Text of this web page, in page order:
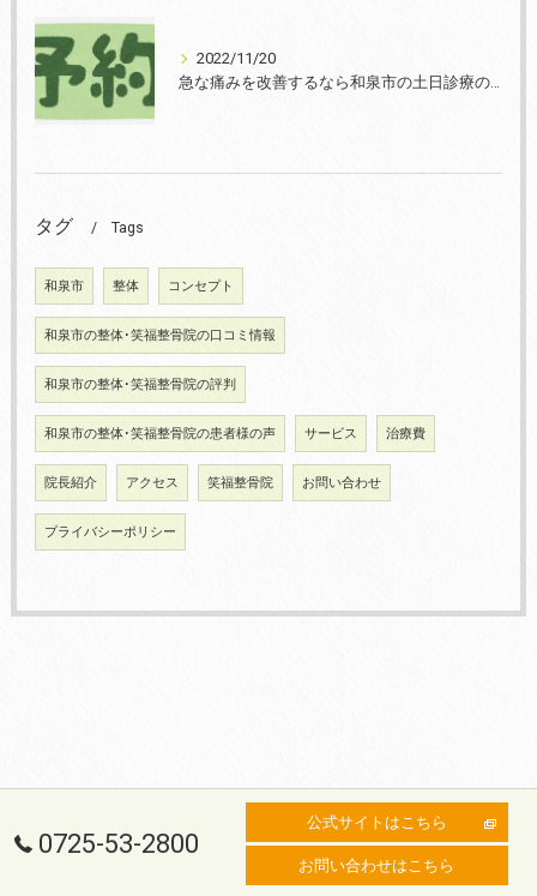
2022/11/20
急な痛みを改善するなら和泉市の土日診療の笑福整骨院【2022年11月20日の予約状況】
タグ Tags
和泉市 整体 コンセプト
和泉市の整体･笑福整骨院の口コミ情報
和泉市の整体･笑福整骨院の評判
和泉市の整体･笑福整骨院の患者様の声 サービス 治療費
院長紹介 アクセス 笑福整骨院 お問い合わせ
プライバシーポリシー
0725-53-2800
公式サイトはこちら
お問い合わせはこちら